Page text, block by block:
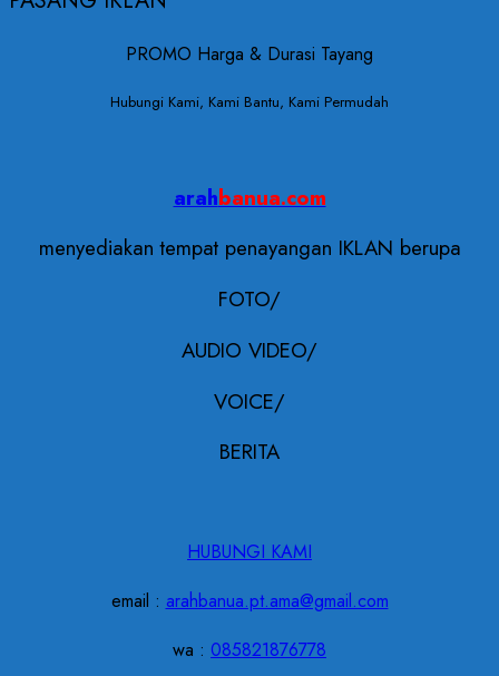
PROMO Harga & Durasi Tayang
Hubungi Kami, Kami Bantu, Kami Permudah
arahbanua.com
menyediakan tempat penayangan IKLAN berupa
FOTO/
AUDIO VIDEO/
VOICE/
BERITA
HUBUNGI KAMI
email : arahbanua.pt.ama@gmail.com
wa : 085821876778